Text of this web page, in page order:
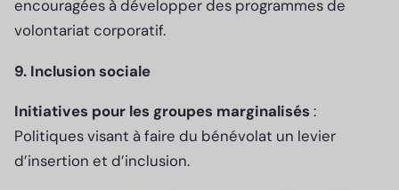
encouragées à développer des programmes de
volontariat corporatif.
9. Inclusion sociale
Initiatives pour les groupes marginalisés :
Politiques visant à faire du bénévolat un levier
d’insertion et d’inclusion.